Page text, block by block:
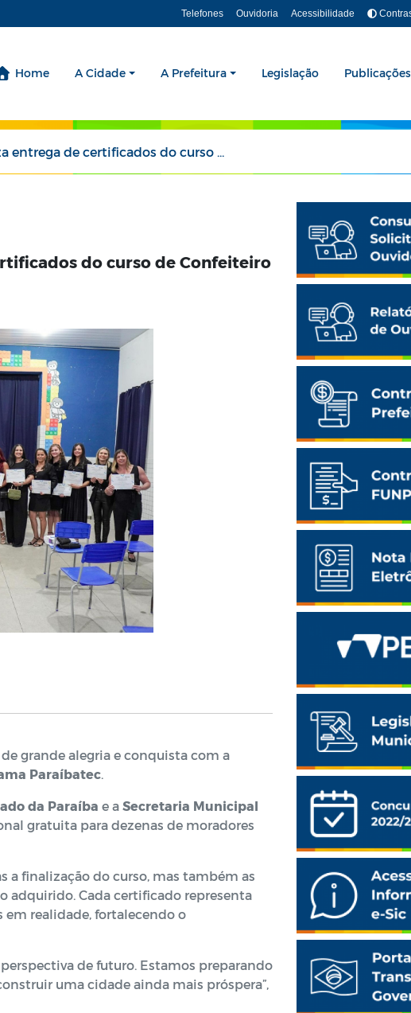
Telefones Ouvidoria Acessibilidade
Home A Cidade A Prefeitura Legislação Publicações
do curso de Confeiteiro do Paraíbatec
do curso de Confeiteiro
grande alegria e conquista com a
Paraíbatec
da Paraíba e a Secretaria Municipal
gratuita para dezenas de moradores
a finalização do curso, mas também as
adquirido. Cada certificado representa
em realidade, fortalecendo o
de futuro. Estamos preparando
uma cidade ainda mais próspera”,